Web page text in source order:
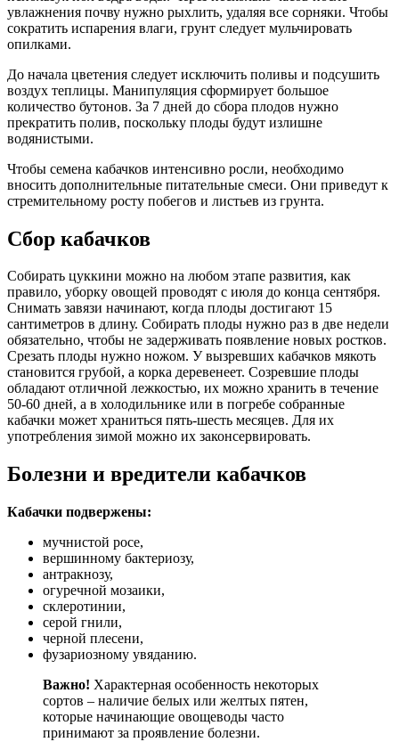
увлажнения почву нужно рыхлить, удаляя все сорняки. Чтобы
сократить испарения влаги, грунт следует мульчировать
опилками.
До начала цветения следует исключить поливы и подсушить
воздух теплицы. Манипуляция сформирует большое
количество бутонов. За 7 дней до сбора плодов нужно
прекратить полив, поскольку плоды будут излишне
водянистыми.
Чтобы семена кабачков интенсивно росли, необходимо
вносить дополнительные питательные смеси. Они приведут к
стремительному росту побегов и листьев из грунта.
Сбор кабачков
Собирать цуккини можно на любом этапе развития, как
правило, уборку овощей проводят с июля до конца сентября.
Снимать завязи начинают, когда плоды достигают 15
сантиметров в длину. Собирать плоды нужно раз в две недели
обязательно, чтобы не задерживать появление новых ростков.
Срезать плоды нужно ножом. У вызревших кабачков мякоть
становится грубой, а корка деревенеет. Созревшие плоды
обладают отличной лежкостью, их можно хранить в течение
50-60 дней, а в холодильнике или в погребе собранные
кабачки может храниться пять-шесть месяцев. Для их
употребления зимой можно их законсервировать.
Болезни и вредители кабачков
Кабачки подвержены:
мучнистой росе,
вершинному бактериозу,
антракнозу,
огуречной мозаики,
склеротинии,
серой гнили,
черной плесени,
фузариозному увяданию.
Важно! Характерная особенность некоторых
сортов – наличие белых или желтых пятен,
которые начинающие овощеводы часто
принимают за проявление болезни.